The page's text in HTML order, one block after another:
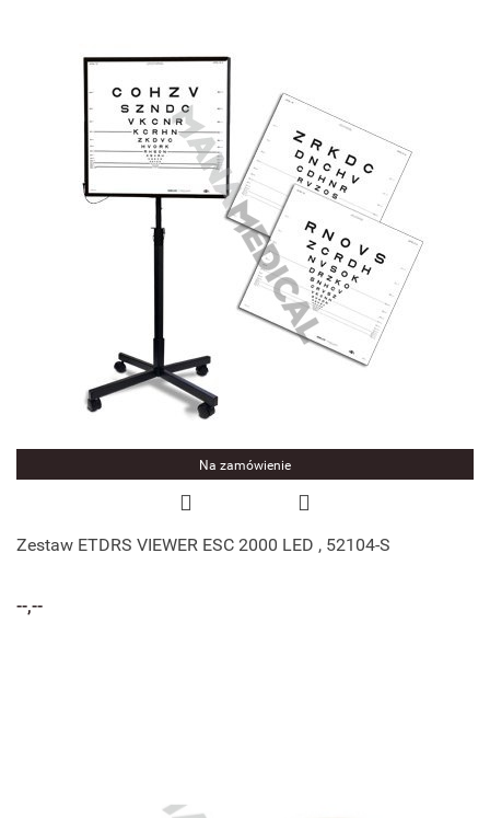
Na zamówienie
Zestaw ETDRS VIEWER ESC 2000 LED , 52104-S
--,--